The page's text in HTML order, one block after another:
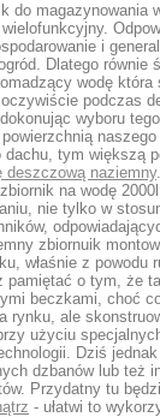
do magazynowania
i
Dlatego równie
wodę która
oczywiście podczas
wyboru
dachu, tym większą
deszczową naziemny
na wodę
nie tylko w
zbiornuik
właśnie z powodu
pamiętać o tym, że
beczkami, choć
rynku, ale
użyciu
Dziś
dzbanów lub też
Przydatny tu
- ułatwi to